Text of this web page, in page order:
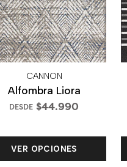
CANNON
Alfombra Liora
DESDE $44.990
VER OPCIONES